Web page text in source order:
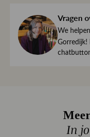
Kleur
Dessin
Pasvorm
haar direct naar je toe.
We begrijpen maar al
een item toch niet
altijd welkom om
de winkel is dat altijd
Vragen
We
Gorredijk!
In